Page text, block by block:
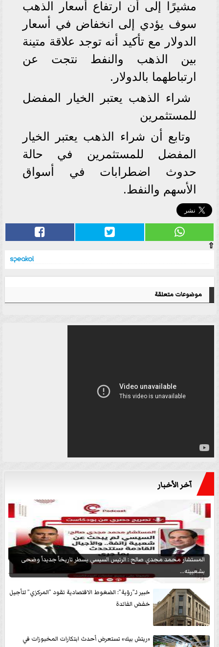
مشيرًا إلى أن ارتفاع أسعار الذهب
سوف يؤدي إلى انخفاض في أسعار
الدولار مع تأكيد أنه توجد علاقة متينة
بين الذهب والنفط نتجت عن
ارتباطهما بالدولار.
شراء الذهب يعتبر الخيار المفضل
للمستثمرين
وتابع أن شراء الذهب يعتبر الخيار
المفضل للمستثمرين في حالة
حدوث اضطرابات في أسواق
الأسهم والنفط.
⇧
موضوعات متعلقة
آخر الأخبار
المستشار محمد مجدي صالح : الرئيس السيسي يسطر تاريخاً جديداً وضحى
بشعبيته...
خبير لـ”رؤية”: الضغوط الاقتصادية تقود ”المركزي” لتأجيل
خفض الفائدة
«ريتش بيك» تستعرض أحدث ابتكارات المخبوزات في